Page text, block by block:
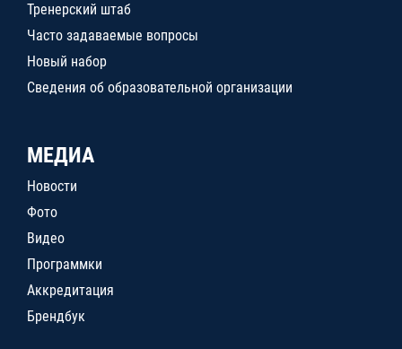
Тренерский штаб
Часто задаваемые вопросы
Новый набор
Сведения об образовательной организации
МЕДИА
Новости
Фото
Видео
Программки
Аккредитация
Брендбук